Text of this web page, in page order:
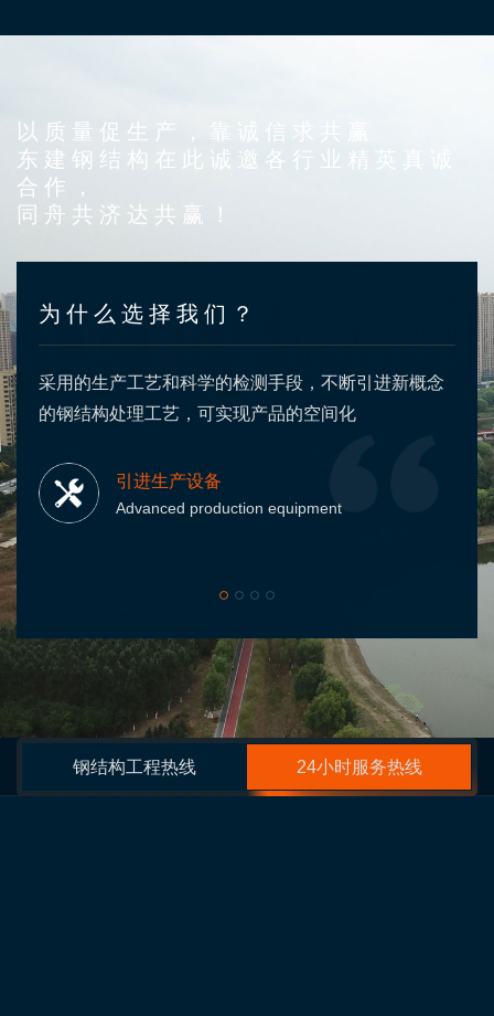
以质量促生产，靠诚信求共赢
东建钢结构在此诚邀各行业精英真诚
合作，
同舟共济达共赢！
为什么选择我们？
采用的生产工艺和科学的检测手段，不断引进新概念
的钢结构处理工艺，可实现产品的空间化
引进生产设备
Advanced production equipment
通辽钢结构 呼和浩特膜结构 北京灵山宝塔公墓 内蒙古桁架钢构
钢结构工程热线 24小时服务热线